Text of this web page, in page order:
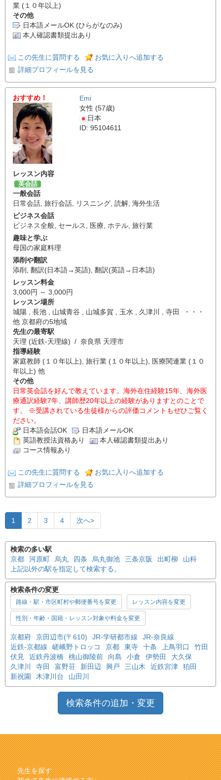
業 (１０年以上)
その他
日本語メールOK (ひらがなのみ)
本人確認書類提出あり
この先生に質問する
お気に入りへ追加する
詳細プロフィールを見る
おすすめ！
Emi
女性 (57歳)
日本
ID: 95104611
レッスン内容
英会話
一般会話
日常会話, 旅行会話, リスニング, 読解, 海外生活
ビジネス会話
ビジネス全般, セールス, 医療, ホテル, 旅行業
趣味と学ぶ
母国の家庭料理
添削や翻訳
添削 , 翻訳(日本語→英語), 翻訳(英語→日本語)
レッスン料金
3,000円 ～ 3,000円
レッスン場所
城陽 , 長池 , 山城青谷 , 山城多賀 , 玉水 , 久津川 , 寺田 ・・・
他 京都府の5地域
先生の最寄駅
天理 (近鉄-天理線) / 奈良県 天理市
指導経験
家庭教師 (１０年以上), 旅行業 (１０年以上), 医療関連業 (１０
年以上) 他
その他
日常英会話を好んで教えています。海外在住経験15年、海外医
療通訳経験7年、講師歴20年以上の経験がありますとのことで
す。 ※受講されている生徒様からの評価コメントもぜひご覧く
ださい。
日本語会話OK
日本語メールOK
英語教授法資格あり
本人確認書類提出あり
コース情報あり
この先生に質問する
お気に入りへ追加する
詳細プロフィールを見る
1 2 3 4 次へ>
検索の多い駅
京都
河原町 烏丸 四条 烏丸御池 三条京阪 出町柳
山科
上記以外の駅を指定して検索する。
検索条件の変更
路線・駅・市区町村や郵便番号を変更 レッスン内容を変更
性別・年齢・国籍・レッスン対象や料金を変更
京都府 京田辺市(〒610) JR-学研都市線
JR-奈良線
近鉄-京都線
嵯峨野トロッコ 京都 東寺 十条 上鳥羽口
竹田
伏見
近鉄丹波橋 桃山御陵前 向島 小倉 伊勢田
大久保
久津川
寺田 富野荘 新田辺 興戸 三山木 近鉄宮津
狛田
新祝園
木津川台 山田川
検索条件の追加・変更
先生を探す